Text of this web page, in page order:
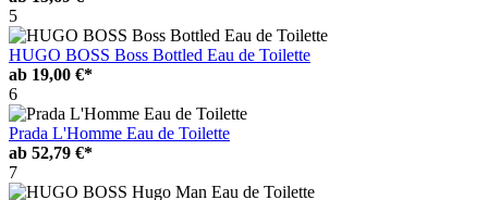
5
HUGO BOSS Boss Bottled Eau de Toilette
ab 19,00 €*
6
Prada L'Homme Eau de Toilette
ab 52,79 €*
7